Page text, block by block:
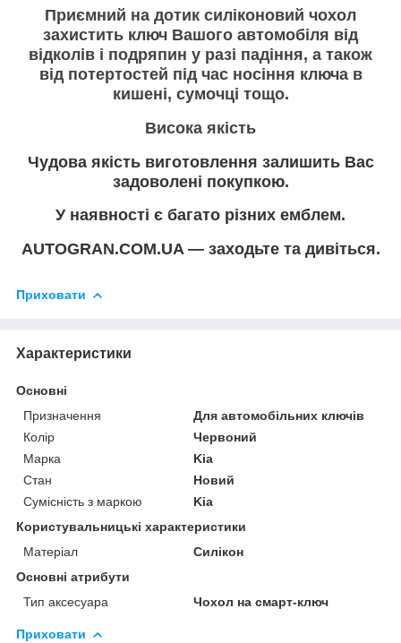
Приємний на дотик силіконовий чохол
захистить ключ Вашого автомобіля від
відколів і подряпин у разі падіння, а також
від потертостей під час носіння ключа в
кишені, сумочці тощо.
Висока якість
Чудова якість виготовлення залишить Вас
задоволені покупкою.
У наявності є багато різних емблем.
AUTOGRAN.COM.UA — заходьте та дивіться.
Приховати
Характеристики
Основні
Призначення
Для автомобільних ключів
Колір
Червоний
Марка
Kia
Стан
Новий
Сумісність з маркою
Kia
Користувальницькі характеристики
Матеріал
Силікон
Основні атрибути
Тип аксесуара
Чохол на смарт-ключ
Приховати